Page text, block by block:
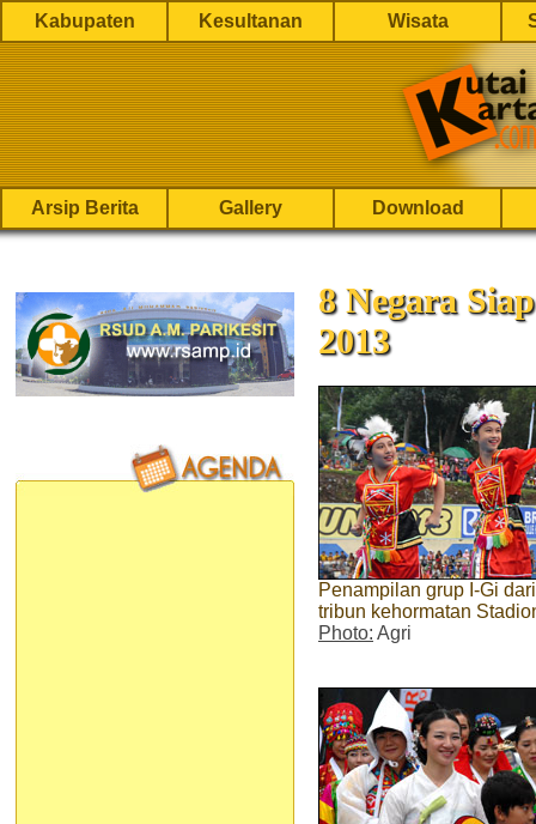
Kabupaten Kesultanan Wisata
Arsip Berita Gallery Download
8 Negara
2013
Penampilan grup I-Gi
tribun kehormatan
Photo: Agri